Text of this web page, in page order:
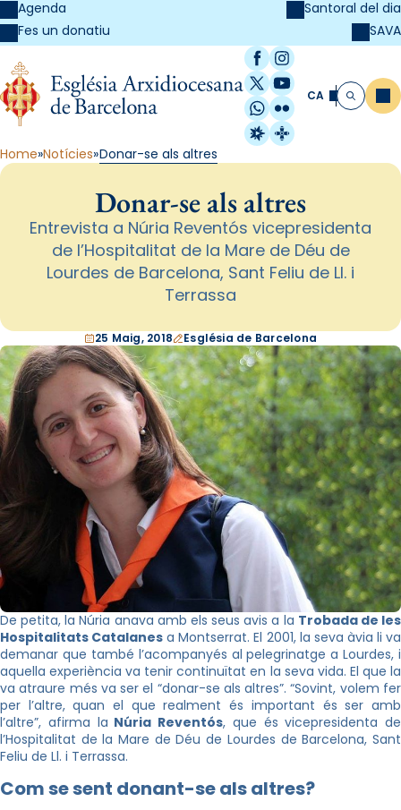
Agenda
Fes un donatiu
Santoral del dia
SAVA
Facebook
Instagram
X / Twitter
YouTube
WhatsApp
Flickr
Radio Estel
Catalunya
CA Cerca
Home Notícies Donar-se als altres
Donar-se als altres
Entrevista a Núria Reventós vicepresidenta
de l’Hospitalitat de la Mare de Déu de
Lourdes de Barcelona, Sant Feliu de Ll. i
Terrassa
25 Maig, 2018 Església de Barcelona
De petita, la Núria anava amb els seus avis a la Trobada de les
Hospitalitats Catalanes a Montserrat. El 2001, la seva àvia li va
demanar que també l’acompanyés al pelegrinatge a Lourdes, i
aquella experiència va tenir continuïtat en la seva vida. El que la
va atraure més va ser el “donar-se als altres”. “Sovint, volem fer
per l’altre, quan el que realment és important és ser amb
l’altre”, afirma la Núria Reventós, que és vicepresidenta de
l’Hospitalitat de la Mare de Déu de Lourdes de Barcelona, Sant
Feliu de Ll. i Terrassa.
Com se sent donant-se als altres?